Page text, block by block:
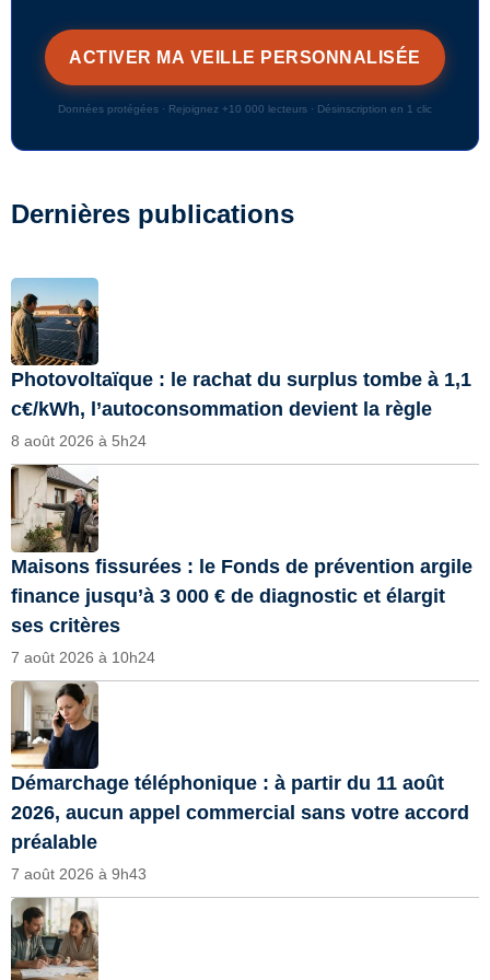
Données protégées · Rejoignez +10 000 lecteurs · Désinscription en 1 clic
Dernières publications
Photovoltaïque : le rachat du surplus tombe à 1,1
c€/kWh, l’autoconsommation devient la règle
8 août 2026 à 5h24
Maisons fissurées : le Fonds de prévention argile
finance jusqu’à 3 000 € de diagnostic et élargit
ses critères
7 août 2026 à 10h24
Démarchage téléphonique : à partir du 11 août
2026, aucun appel commercial sans votre accord
préalable
7 août 2026 à 9h43